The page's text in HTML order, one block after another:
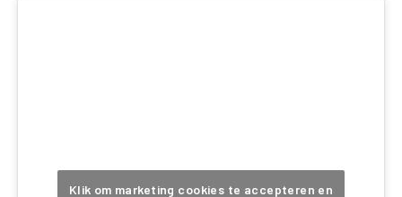
Klik om marketing cookies te accepteren en